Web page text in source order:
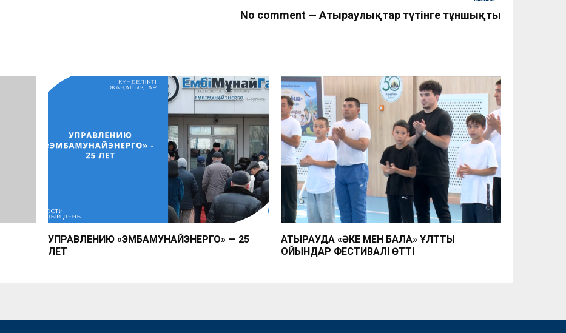
No comment — Атыраулықтар түтінге тұншықты
УПРАВЛЕНИЮ «ЭМБАМУНАЙЭНЕРГО» — 25
ЛЕТ
АТЫРАУДА «ӘКЕ МЕН БАЛА» ҰЛТТЫҚ
ОЙЫНДАР ФЕСТИВАЛІ ӨТТІ